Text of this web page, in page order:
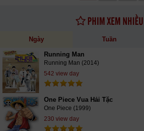
PHIM XEM NHIỀU
Ngày Tuần
Running Man
Running Man (2014)
542 view day
One Piece Vua Hải Tặc
One Piece (1999)
230 view day